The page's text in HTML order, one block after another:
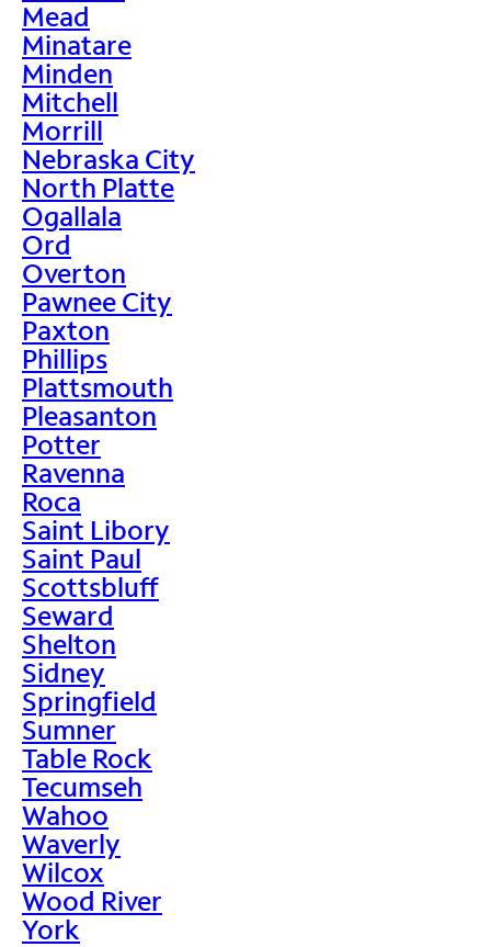
Mead
Minatare
Minden
Mitchell
Morrill
Nebraska City
North Platte
Ogallala
Ord
Overton
Pawnee City
Paxton
Phillips
Plattsmouth
Pleasanton
Potter
Ravenna
Roca
Saint Libory
Saint Paul
Scottsbluff
Seward
Shelton
Sidney
Springfield
Sumner
Table Rock
Tecumseh
Wahoo
Waverly
Wilcox
Wood River
York